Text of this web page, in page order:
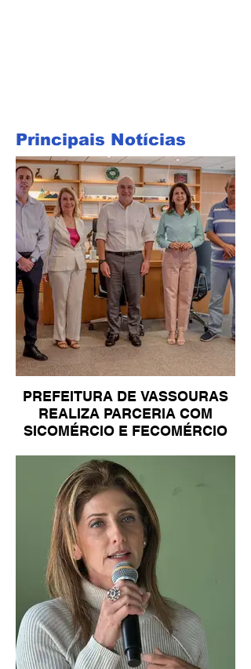
Principais Notícias
PREFEITURA DE VASSOURAS
REALIZA PARCERIA COM
SICOMÉRCIO E FECOMÉRCIO